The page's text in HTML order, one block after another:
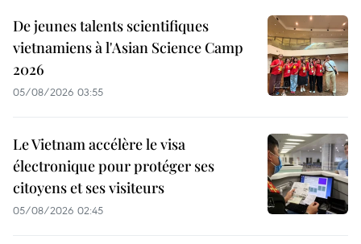
De jeunes talents scientifiques
vietnamiens à l'Asian Science Camp
2026
05/08/2026 03:55
Le Vietnam accélère le visa
électronique pour protéger ses
citoyens et ses visiteurs
05/08/2026 02:45